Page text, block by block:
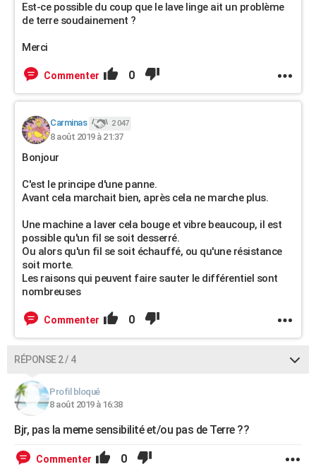
Est-ce possible du coup que le lave linge ait un problème
de terre soudainement ?
Merci
Commenter 0
Carminas 2 047
8 août 2019 à 21:37
Bonjour
C'est le principe d'une panne.
Avant cela marchait bien, après cela ne marche plus.
Une machine a laver cela bouge et vibre beaucoup, il est
possible qu'un fil se soit desserré.
Ou alors qu'un fil se soit échauffé, ou qu'une résistance
soit morte.
Les raisons qui peuvent faire sauter le différentiel sont
nombreuses
Commenter 0
RÉPONSE 2 / 4
Profil bloqué
8 août 2019 à 16:38
Bjr, pas la meme sensibilité et/ou pas de Terre ??
Commenter 0